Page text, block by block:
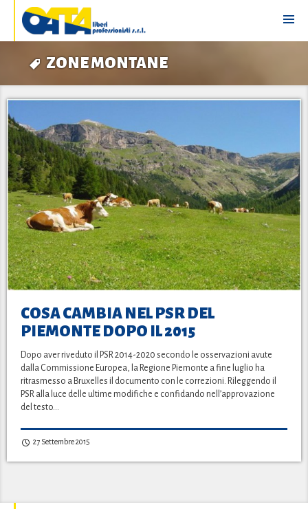
ZONE MONTANE
COSA CAMBIA NEL PSR DEL
PIEMONTE DOPO IL 2015
Dopo aver riveduto il PSR 2014-2020 secondo le osservazioni avute
dalla Commissione Europea, la Regione Piemonte a fine luglio ha
ritrasmesso a Bruxelles il documento con le correzioni. Rileggendo il
PSR alla luce delle ultime modifiche e confidando nell’approvazione
del testo…
27 Settembre 2015